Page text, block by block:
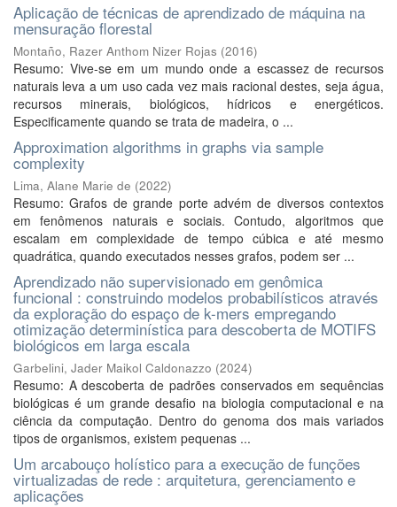
Aplicação de técnicas de aprendizado de máquina na
mensuração florestal
Montaño, Razer Anthom Nizer Rojas (2016)
Resumo: Vive-se em um mundo onde a escassez de recursos
naturais leva a um uso cada vez mais racional destes, seja água,
recursos minerais, biológicos, hídricos e energéticos.
Especificamente quando se trata de madeira, o ...
Approximation algorithms in graphs via sample
complexity
Lima, Alane Marie de (2022)
Resumo: Grafos de grande porte advém de diversos contextos
em fenômenos naturais e sociais. Contudo, algoritmos que
escalam em complexidade de tempo cúbica e até mesmo
quadrática, quando executados nesses grafos, podem ser ...
Aprendizado não supervisionado em genômica
funcional : construindo modelos probabilísticos através
da exploração do espaço de k-mers empregando
otimização determinística para descoberta de MOTIFS
biológicos em larga escala
Garbelini, Jader Maikol Caldonazzo (2024)
Resumo: A descoberta de padrões conservados em sequências
biológicas é um grande desafio na biologia computacional e na
ciência da computação. Dentro do genoma dos mais variados
tipos de organismos, existem pequenas ...
Um arcabouço holístico para a execução de funções
virtualizadas de rede : arquitetura, gerenciamento e
aplicações